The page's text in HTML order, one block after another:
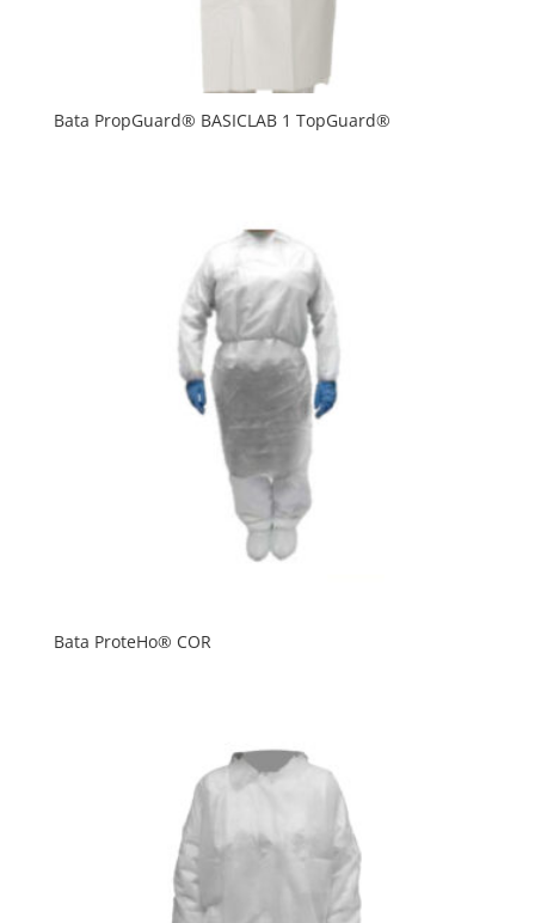
Bata PropGuard® BASICLAB 1 TopGuard®
Bata ProteHo® COR